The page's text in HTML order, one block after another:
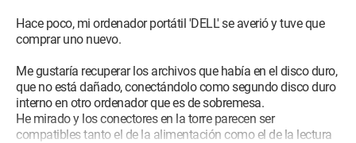
Hace poco, mi ordenador portátil 'DELL' se averió y tuve que
comprar uno nuevo.
Me gustaría recuperar los archivos que había en el disco duro,
que no está dañado, conectándolo como segundo disco duro
interno en otro ordenador que es de sobremesa.
He mirado y los conectores en la torre parecen ser
compatibles tanto el de la alimentación como el de la lectura